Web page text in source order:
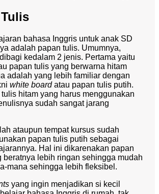
bahasa Inggris untuk anak SD
adalah papan tulis. Umumnya,
kedalam 2 jenis. Pertama yaitu
papan tulis yang berwarna hitam
adalah yang lebih familiar dengan
white boardatau papan tulis putih.
hitam yang harus menggunakan
sudah sangat jarang
ataupun tempat kursus sudah
papan tulis putih sebagai
Hal ini dikarenakan papan
beratnya lebih ringan sehingga mudah
mana sehingga lebih fleksibel.
yang ingin menjadikan si kecil